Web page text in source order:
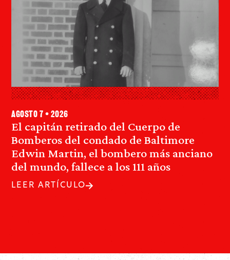
El capitán retirado del Cuerpo de
Bomberos del condado de Baltimore
Edwin Martin, el bombero más anciano
del mundo, fallece a los 111 años
agosto 7 • 2026
LEER ARTÍCULO